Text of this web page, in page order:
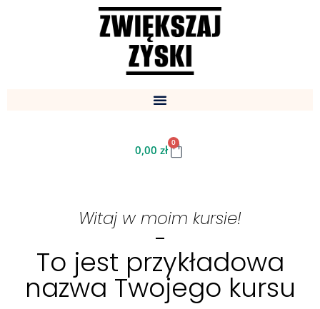
0,00 zł
0
Witaj w moim kursie!
To jest przykładowa
nazwa Twojego kursu